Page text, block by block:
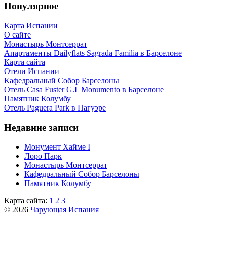
Популярное
Карта Испании
О сайте
Монастырь Монтсеррат
Апартаменты Dailyflats Sagrada Familia в Барселоне
Карта сайта
Отели Испании
Кафeдрaльный Собор Барселоны
Отель Casa Fuster G.L Monumento в Барселоне
Пaмятник Колумбу
Отель Paguera Park в Пагуэре
Недавние записи
Монумент Хайме I
Лоро Парк
Монастырь Монтсеррат
Кафeдрaльный Собор Барселоны
Пaмятник Колумбу
Карта сайта: 1 2 3
© 2026 Чарующая Испания